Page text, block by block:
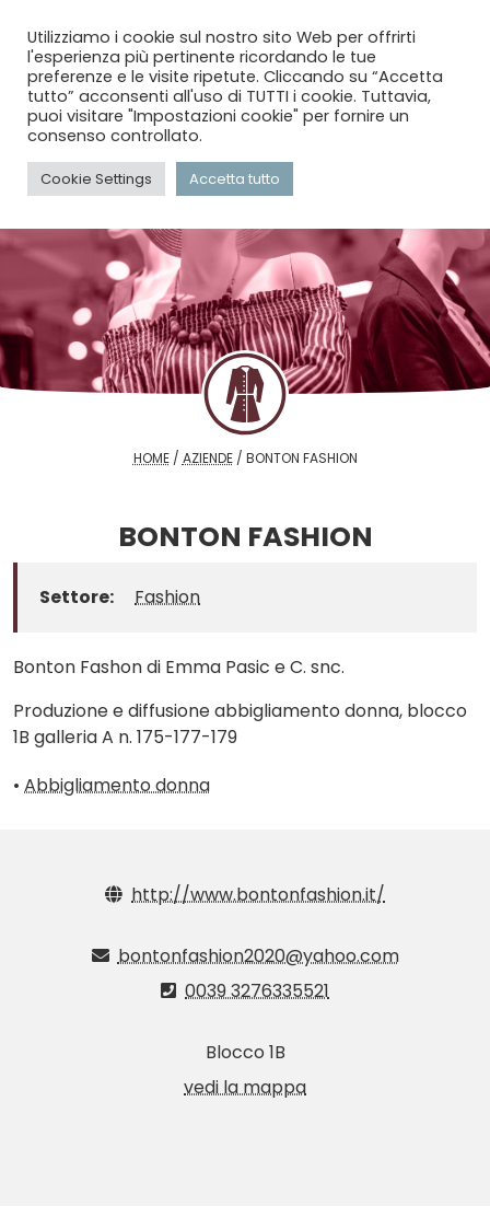
menu
HOME/ AZIENDE/ BONTON FASHION
BONTON FASHION
Settore: Fashion
Bonton Fashon di Emma Pasic e C. snc.
Produzione e diffusione abbigliamento donna, blocco
1B galleria A n. 175-177-179
• Abbigliamento donna
http://www.bontonfashion.it/
bontonfashion2020@yahoo.com
0039 3276335521
Blocco 1B
vedi la mappa
Utilizziamo i cookie sul nostro sito Web per offrirti
l'esperienza più pertinente ricordando le tue
preferenze e le visite ripetute. Cliccando su “Accetta
tutto” acconsenti all'uso di TUTTI i cookie. Tuttavia,
puoi visitare "Impostazioni cookie" per fornire un
consenso controllato.
Cookie Settings Accetta tutto